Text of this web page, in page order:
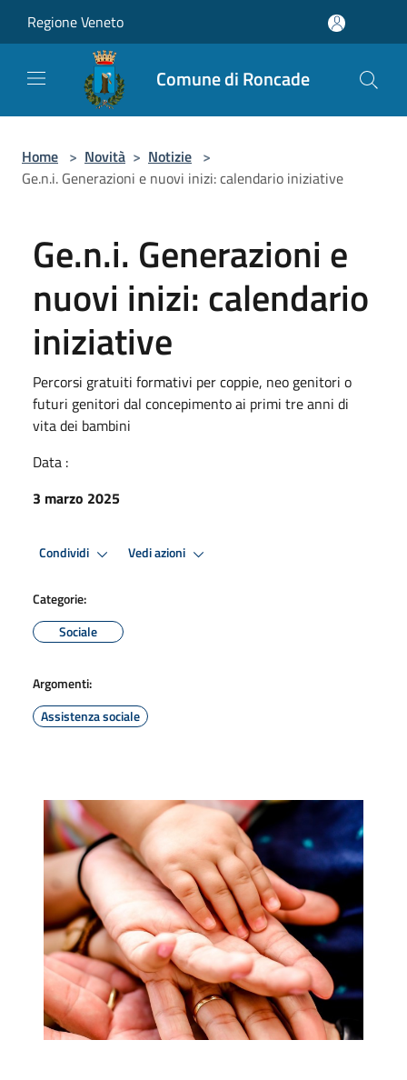
Regione Veneto
Comune di Roncade
Home > Novità > Notizie >
Ge.n.i. Generazioni e nuovi inizi: calendario iniziative
Ge.n.i. Generazioni e
nuovi inizi: calendario
iniziative
Percorsi gratuiti formativi per coppie, neo genitori o
futuri genitori dal concepimento ai primi tre anni di
vita dei bambini
Data :
3 marzo 2025
Condividi Vedi azioni
Categorie:
Sociale
Argomenti:
Assistenza sociale